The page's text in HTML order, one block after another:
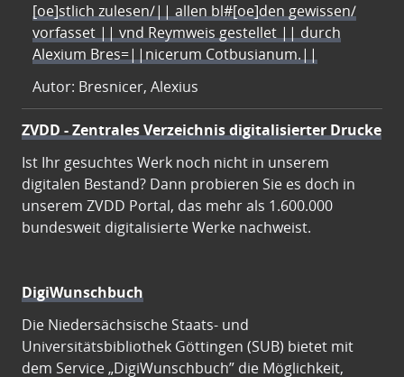
[oe]stlich zulesen/|| allen bl#[oe]den gewissen/
vorfasset || vnd Reymweis gestellet || durch
Alexium Bres=||nicerum Cotbusianum.||
Autor: Bresnicer, Alexius
ZVDD - Zentrales Verzeichnis digitalisierter Drucke
Ist Ihr gesuchtes Werk noch nicht in unserem
digitalen Bestand? Dann probieren Sie es doch in
unserem ZVDD Portal, das mehr als 1.600.000
bundesweit digitalisierte Werke nachweist.
DigiWunschbuch
Die Niedersächsische Staats- und
Universitätsbibliothek Göttingen (SUB) bietet mit
dem Service „DigiWunschbuch” die Möglichkeit,